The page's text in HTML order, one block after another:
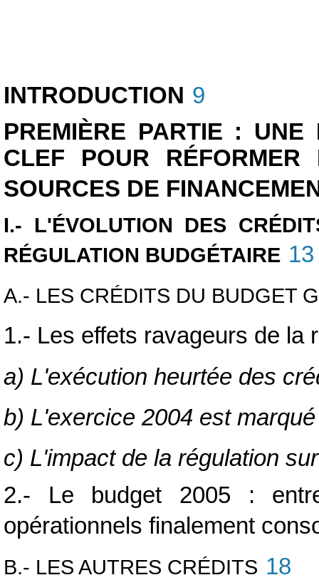
INTRODUCTION 9
PREMIÈRE PARTIE : UNE
CLEF POUR
SOURCES DE
I.- L'ÉVOLUTION DES
RÉGULATION BUDGÉTAIRE 13
A.- LES CRÉDITS DU BUDGET
1.- Les effets ravageurs de la
a) L'exécution heurtée des
b) L'exercice 2004 est
c) L'impact de la régulation
2.- Le budget 2005 :
opérationnels finalement
B.- LES AUTRES CRÉDITS 18